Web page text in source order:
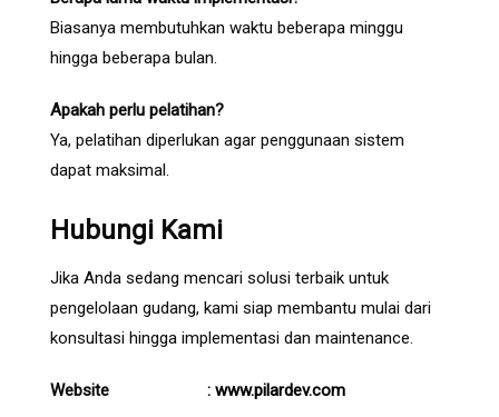
Biasanya membutuhkan waktu beberapa minggu
hingga beberapa bulan.
Apakah perlu pelatihan?
Ya, pelatihan diperlukan agar penggunaan sistem
dapat maksimal.
Hubungi Kami
Jika Anda sedang mencari solusi terbaik untuk
pengelolaan gudang, kami siap membantu mulai dari
konsultasi hingga implementasi dan maintenance.
Website : www.pilardev.com